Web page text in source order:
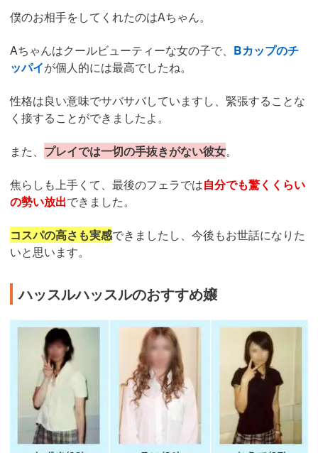
僕のお相手をしてくれたのはAちゃん。
Aちゃんはクールビューティーな女の子で、 Bカップのチ
ッパイが個人的には最高でしたね。
性格は良い意味でサバサバしていますし、緊張することな
く接することができましたよ。
また、 プレイでは一切の手抜きがない彼女。
焦らしも上手くて、最後のフェラでは自分でも驚くくらい
の勢い放出できました。
コスパの高さも実感できましたし、今後もお世話になりた
いと思います。
ハッスルハッスルのおすすめ嬢